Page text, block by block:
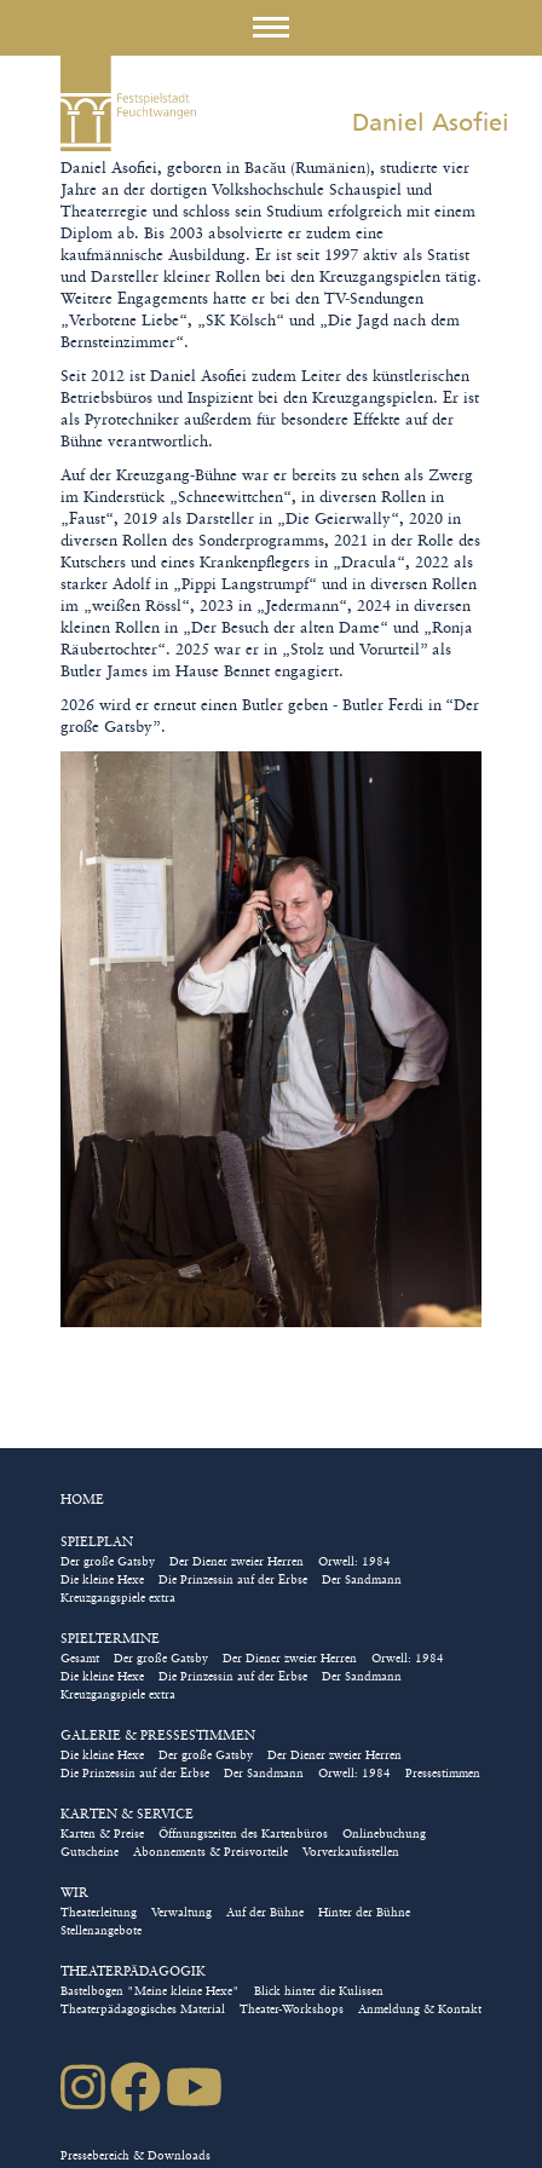
Daniel Asofiei
Daniel Asofiei, geboren in Bacău (Rumänien), studierte vier
Jahre an der dortigen Volkshochschule Schauspiel und
Theaterregie und schloss sein Studium erfolgreich mit einem
Diplom ab. Bis 2003 absolvierte er zudem eine
kaufmännische Ausbildung. Er ist seit 1997 aktiv als Statist
und Darsteller kleiner Rollen bei den Kreuzgangspielen tätig.
Weitere Engagements hatte er bei den TV-Sendungen
„Verbotene Liebe“, „SK Kölsch“ und „Die Jagd nach dem
Bernsteinzimmer“.
Seit 2012 ist Daniel Asofiei zudem Leiter des künstlerischen
Betriebsbüros und Inspizient bei den Kreuzgangspielen. Er ist
als Pyrotechniker außerdem für besondere Effekte auf der
Bühne verantwortlich.
Auf der Kreuzgang-Bühne war er bereits zu sehen als Zwerg
im Kinderstück „Schneewittchen“, in diversen Rollen in
„Faust“, 2019 als Darsteller in „Die Geierwally“, 2020 in
diversen Rollen des Sonderprogramms, 2021 in der Rolle des
Kutschers und eines Krankenpflegers in „Dracula“, 2022 als
starker Adolf in „Pippi Langstrumpf“ und in diversen Rollen
im „weißen Rössl“, 2023 in „Jedermann“, 2024 in diversen
kleinen Rollen in „Der Besuch der alten Dame“ und „Ronja
Räubertochter“. 2025 war er in „Stolz und Vorurteil” als
Butler James im Hause Bennet engagiert.
2026 wird er erneut einen Butler geben - Butler Ferdi in “Der
große Gatsby”.
HOME
SPIELPLAN
Der große Gatsby Der Diener zweier Herren
Orwell: 1984
Die kleine Hexe
Die Prinzessin auf der Erbse
Der Sandmann
Kreuzgangspiele extra
SPIELTERMINE
Gesamt Der große Gatsby Der Diener zweier Herren
Orwell: 1984
Die kleine Hexe
Die Prinzessin auf der Erbse
Der Sandmann
Kreuzgangspiele extra
GALERIE & PRESSESTIMMEN
Die kleine Hexe Der große Gatsby
Der Diener zweier Herren
Die Prinzessin auf der Erbse
Der Sandmann Orwell: 1984 Pressestimmen
KARTEN & SERVICE
Karten & Preise Öffnungszeiten des Kartenbüros
Onlinebuchung
Gutscheine
Abonnements & Preisvorteile Vorverkaufsstellen
WIR
Theaterleitung Verwaltung Auf der Bühne
Hinter der Bühne
Stellenangebote
THEATERPÄDAGOGIK
Bastelbogen "Meine kleine Hexe"
Blick hinter die Kulissen
Theaterpädagogisches Material
Theater-Workshops Anmeldung & Kontakt
Pressebereich & Downloads